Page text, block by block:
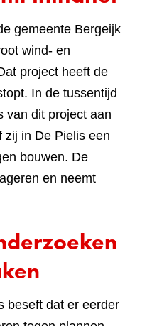
gemeente Bergeijk
wind- en
project heeft de
In de tussentijd
van dit project aan
zij in De Pielis een
bouwen. De
en neemt
beseft dat er eerder